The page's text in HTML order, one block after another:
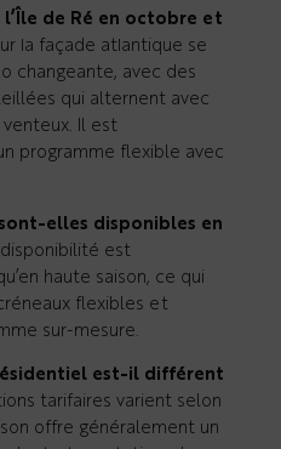
de Ré en octobre et
la façade atlantique se
changeante, avec des
qui alternent avec
Il est
programme flexible avec
elles disponibles en
est
haute saison, ce qui
flexibles et
sur-mesure.
est-il différent
tarifaires varient selon
offre généralement un